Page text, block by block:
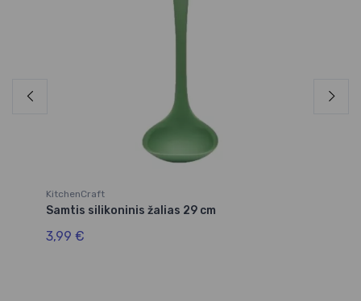
KitchenCraft
Samtis silikoninis žalias 29 cm
3,99 €